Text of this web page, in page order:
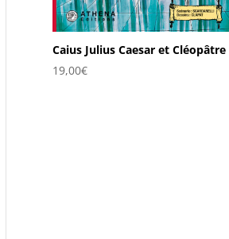
Caius Julius Caesar et Cléopâtre
19,00€